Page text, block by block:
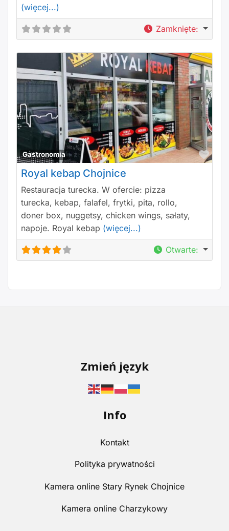
(więcej...)
Zamknięte:
Gastronomia
Royal kebap Chojnice
Restauracja turecka. W ofercie: pizza
turecka, kebap, falafel, frytki, pita, rollo,
doner box, nuggetsy, chicken wings, sałaty,
napoje. Royal kebap (więcej...)
Otwarte:
Zmień język
Info
Kontakt
Polityka prywatności
Kamera online Stary Rynek Chojnice
Kamera online Charzykowy